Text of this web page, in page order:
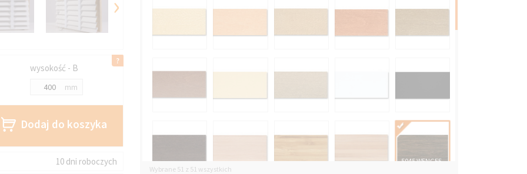
wysokość - B
mm
Dodaj do koszyka
10 dni roboczych
5045 WENGEE
Wybrane 51 z 51 wszystkich